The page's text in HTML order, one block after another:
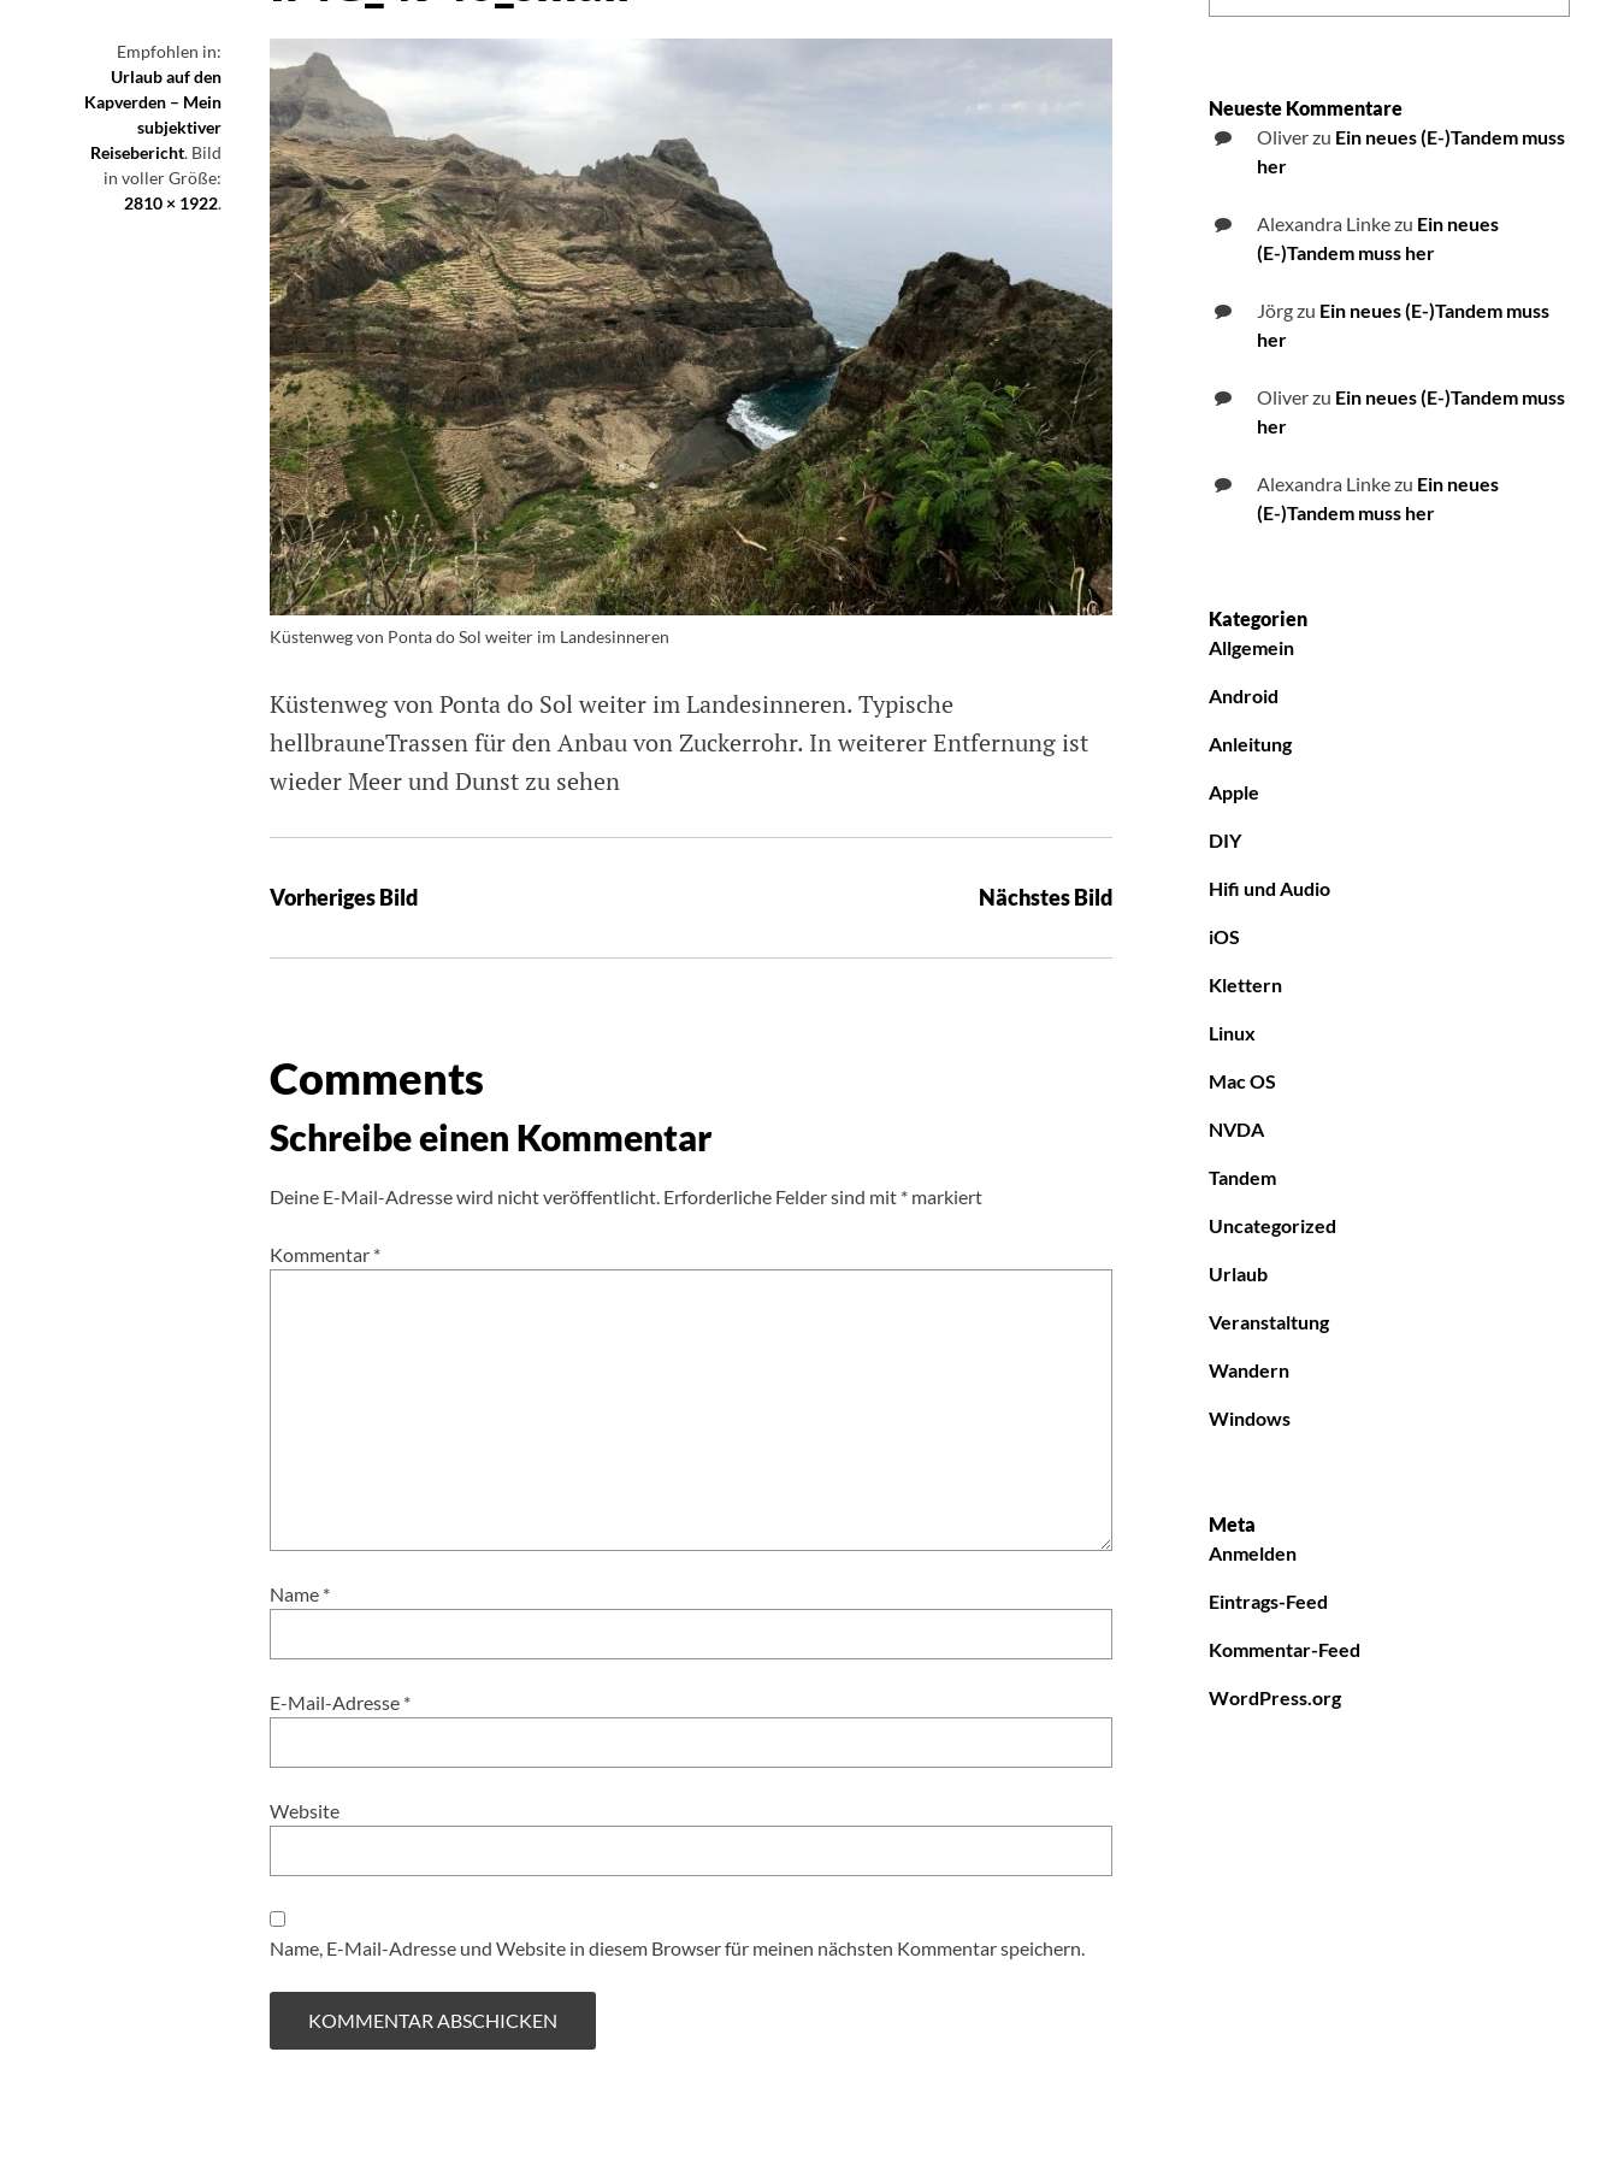
Empfohlen in:
Urlaub auf den
Kapverden – Mein
subjektiver
Reisebericht. Bild
in voller Größe:
2810 × 1922.
Küstenweg von Ponta do Sol weiter im Landesinneren
Küstenweg von Ponta do Sol weiter im Landesinneren. Typische
hellbrauneTrassen für den Anbau von Zuckerrohr. In weiterer Entfernung ist
wieder Meer und Dunst zu sehen
Vorheriges Bild Nächstes Bild
Comments
Schreibe einen Kommentar
Deine E-Mail-Adresse wird nicht veröffentlicht. Erforderliche Felder sind mit * markiert
Kommentar *
Name *
E-Mail-Adresse *
Website
Name, E-Mail-Adresse und Website in diesem Browser für meinen nächsten Kommentar speichern.
Neueste Kommentare
Oliverzu Ein neues (E-)Tandem muss
her
Alexandra Linkezu Ein neues
(E-)Tandem muss her
Jörgzu Ein neues (E-)Tandem muss
her
Oliverzu Ein neues (E-)Tandem muss
her
Alexandra Linkezu Ein neues
(E-)Tandem muss her
Kategorien
Allgemein
Android
Anleitung
Apple
DIY
Hifi und Audio
iOS
Klettern
Linux
Mac OS
NVDA
Tandem
Uncategorized
Urlaub
Veranstaltung
Wandern
Windows
Meta
Anmelden
Eintrags-Feed
Kommentar-Feed
WordPress.org